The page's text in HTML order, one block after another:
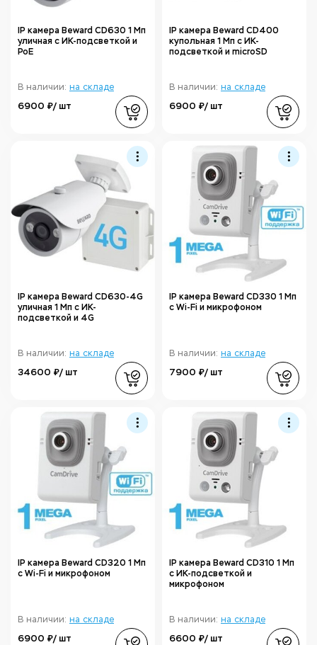
IP камера Beward CD630 1 Мп
уличная с ИК-подсветкой и
PoE
В наличии: на складе
6900 ₽/ шт
IP камера Beward CD400
купольная 1 Мп с ИК-
подсветкой и microSD
В наличии: на складе
6900 ₽/ шт
IP камера Beward CD630-4G
уличная 1 Мп с ИК-
подсветкой и 4G
В наличии: на складе
34600 ₽/ шт
IP камера Beward CD330 1 Мп
с Wi-Fi и микрофоном
В наличии: на складе
7900 ₽/ шт
IP камера Beward CD320 1 Мп
с Wi-Fi и микрофоном
В наличии: на складе
6900 ₽/ шт
IP камера Beward CD310 1 Мп
с ИК-подсветкой и
микрофоном
В наличии: на складе
6600 ₽/ шт